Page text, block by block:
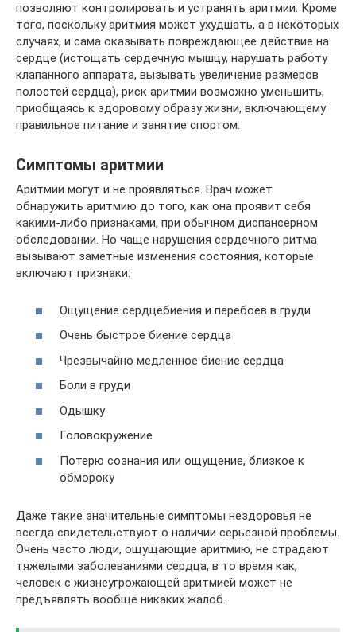
позволяют контролировать и устранять аритмии. Кроме
того, поскольку аритмия может ухудшать, а в некоторых
случаях, и сама оказывать повреждающее действие на
сердце (истощать сердечную мышцу, нарушать работу
клапанного аппарата, вызывать увеличение размеров
полостей сердца), риск аритмии возможно уменьшить,
приобщаясь к здоровому образу жизни, включающему
правильное питание и занятие спортом.
Симптомы аритмии
Аритмии могут и не проявляться. Врач может
обнаружить аритмию до того, как она проявит себя
какими-либо признаками, при обычном диспансерном
обследовании. Но чаще нарушения сердечного ритма
вызывают заметные изменения состояния, которые
включают признаки:
Ощущение сердцебиения и перебоев в груди
Очень быстрое биение сердца
Чрезвычайно медленное биение сердца
Боли в груди
Одышку
Головокружение
Потерю сознания или ощущение, близкое к
обмороку
Даже такие значительные симптомы нездоровья не
всегда свидетельствуют о наличии серьезной проблемы.
Очень часто люди, ощущающие аритмию, не страдают
тяжелыми заболеваниями сердца, в то время как,
человек с жизнеугрожающей аритмией может не
предъявлять вообще никаких жалоб.